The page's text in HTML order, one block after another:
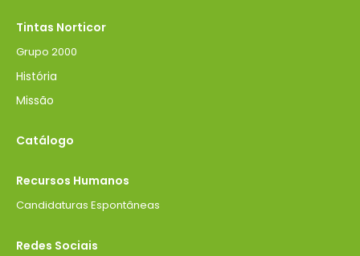
Tintas Norticor
Grupo 2000
História
Missão
Catálogo
Recursos Humanos
Candidaturas Espontâneas
Redes Sociais